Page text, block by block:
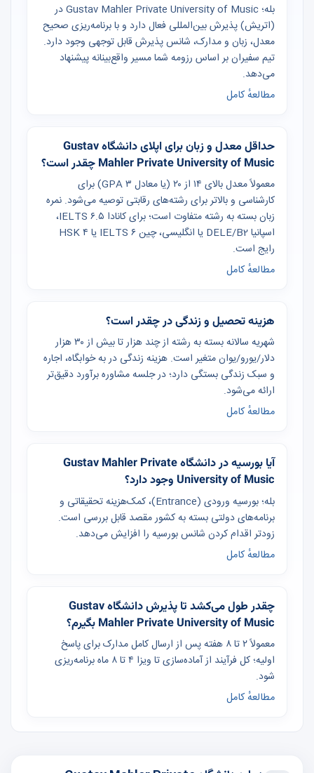
بله؛ Gustav Mahler Private University of Music در
(اتریش) پذیرش بین‌المللی فعال دارد و با برنامه‌ریزی صحیح
معدل، زبان و مدارک، شانس پذیرش قابل توجهی وجود دارد.
تیم سفیران بر اساس رزومه شما مسیر واقع‌بینانه پیشنهاد
می‌دهد.
مطالعهٔ کامل
حداقل معدل و زبان برای اپلای دانشگاه Gustav
Mahler Private University of Music چقدر است؟
معمولاً معدل بالای ۱۴ از ۲۰ (یا معادل GPA ۳) برای
کارشناسی و بالاتر برای رشته‌های رقابتی توصیه می‌شود. نمره
زبان بسته به رشته متفاوت است؛ برای کانادا IELTS ۶.۵،
اسپانیا DELE/B2 یا انگلیسی، چین IELTS ۶ یا HSK ۴
رایج است.
مطالعهٔ کامل
هزینه تحصیل و زندگی در چقدر است؟
شهریه سالانه بسته به رشته از چند هزار تا بیش از ۳۰ هزار
دلار/یورو/یوان متغیر است. هزینه زندگی در به خوابگاه، اجاره
و سبک زندگی بستگی دارد؛ در جلسه مشاوره برآورد دقیق‌تر
ارائه می‌شود.
مطالعهٔ کامل
آیا بورسیه در دانشگاه Gustav Mahler Private
University of Music وجود دارد؟
بله؛ بورسیه ورودی (Entrance)، کمک‌هزینه تحقیقاتی و
برنامه‌های دولتی بسته به کشور مقصد قابل بررسی است.
زودتر اقدام کردن شانس بورسیه را افزایش می‌دهد.
مطالعهٔ کامل
چقدر طول می‌کشد تا پذیرش دانشگاه Gustav
Mahler Private University of Music بگیرم؟
معمولاً ۲ تا ۸ هفته پس از ارسال کامل مدارک برای پاسخ
اولیه؛ کل فرآیند از آماده‌سازی تا ویزا ۴ تا ۸ ماه برنامه‌ریزی
شود.
مطالعهٔ کامل